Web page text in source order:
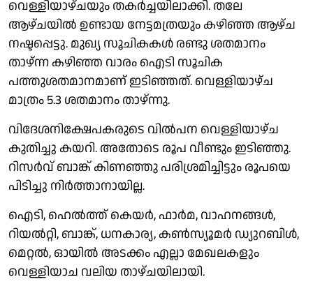
വെള്ളിയാഴ്ചയും തകര്‍ച്ചയിലാക്കി. തലേ
ആഴ്ചയില്‍ ഉണ്ടായ നേട്ടമത്രയും കഴിഞ്ഞ ആഴ്ച
നഷ്ടപ്പെട്ടു. മുഖ്യ സൂചികകള്‍ രണ്ടു ശതമാനം
താഴ്ന്ന കഴിഞ്ഞ വാരം ഐടി സൂചിക
പത്തുശതമാനമാണ് ഇടിഞ്ഞത്. വെള്ളിയാഴ്ച
മാത്രം 5.3 ശതമാനം താഴ്ന്നു.
വിദേശനിക്ഷേപകരുടെ വില്‍പന വെള്ളിയാഴ്ച
കുതിച്ചു കയറി. അതോടെ രൂപ വീണ്ടും ഇടിഞ്ഞു.
റിസര്‍വ് ബാങ്ക് കിണഞ്ഞു പരിശ്രമിച്ചിട്ടും രൂപയെ
പിടിച്ചു നിര്‍ത്താനായില്ല.
ഐടി, ഹെല്‍ത്ത് കെയര്‍, ഫാര്‍മ, വാഹനങ്ങള്‍,
റിയല്‍റ്റി, ബാങ്ക്, ധനകാര്യ, കണ്‍സ്യൂമര്‍ ഡ്യുറബിള്‍,
മെറ്റല്‍, ഓയില്‍ അടക്കം എല്ലാ മേഖലകളും
വെള്ളിയാച വലിയ താഴ്ചയിലായി.